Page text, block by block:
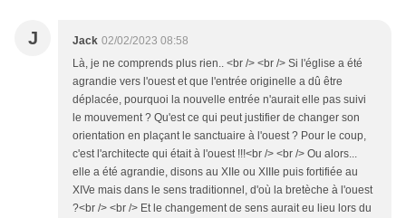
J Jack 02/02/2023 08:58
Là, je ne comprends plus rien.. <br /> <br /> Si l'église a été
agrandie vers l'ouest et que l'entrée originelle a dû être
déplacée, pourquoi la nouvelle entrée n'aurait elle pas suivi
le mouvement ? Qu'est ce qui peut justifier de changer son
orientation en plaçant le sanctuaire à l'ouest ? Pour le coup,
c'est l'architecte qui était à l'ouest !!!<br /> <br /> Ou alors...
elle a été agrandie, disons au XIIe ou XIIIe puis fortifiée au
XIVe mais dans le sens traditionnel, d'où la bretèche à l'ouest
?<br /> <br /> Et le changement de sens aurait eu lieu lors du